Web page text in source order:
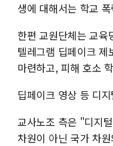
생에 대해서는 학교
한편 교원단체는 교
텔레그램 딥페이크
마련하고, 피해 호소
딥페이크 영상 등 디
교사노조 측은 "디지
차원이 아닌 국가 차